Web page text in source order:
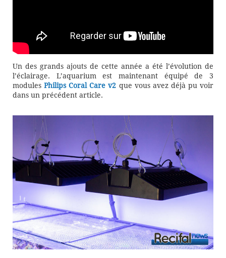
Un des grands ajouts de cette année a été l’évolution de
l’éclairage. L’aquarium est maintenant équipé de 3
modulesPhilips Coral Care v2 que vous avez déjà pu voir
dans un précédent article.